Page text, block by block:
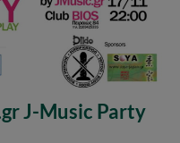
J-Music Party